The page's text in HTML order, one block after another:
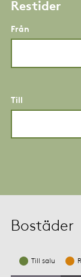
Restider
Från
Till
Bostäder
Till salu